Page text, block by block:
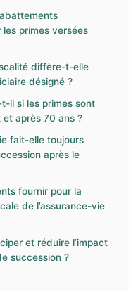
primes versées
diffère-t-elle
désigné ?
il si les primes sont
après 70 ans ?
fait-elle toujours
après le
fournir pour la
de l’assurance-vie
et réduire l’impact
succession ?